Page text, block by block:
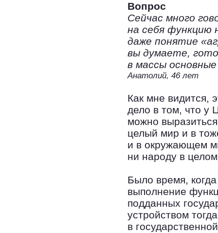
Вопрос
Сейчас много
на себя функцию
даже понятие
вы думаете,
в массы
Анатолий, 46 лет
Как мне видится,
дело в том, что у
можно
целый мир и в
и в окружающем
ни народу в
Было время,
выполнение
подданных
устройством
в